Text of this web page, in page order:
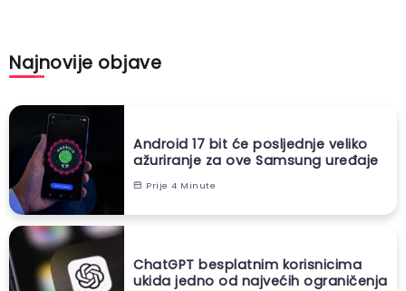
Najnovije objave
Android 17 bit će posljednje veliko
ažuriranje za ove Samsung uređaje
Prije 4 Minute
ChatGPT besplatnim korisnicima
ukida jedno od najvećih ograničenja